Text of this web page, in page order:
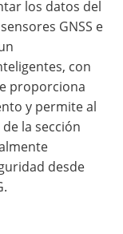
los datos del
GNSS e
con
proporciona
y permite al
la sección
desde